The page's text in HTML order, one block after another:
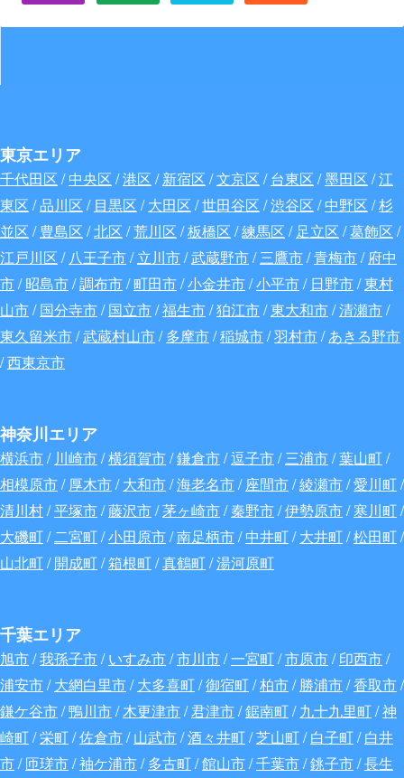
東京エリア
千代田区 /中央区 /港区 /新宿区 /文京区 /台東区 /墨田区 /江
東区 /品川区 / 目黒区 /大田区 /世田谷区 /渋谷区 /中野区 /杉
並区 /豊島区 /北区 /荒川区 /板橋区 /練馬区 / 足立区 /葛飾区 /
江戸川区 / 八王子市/立川市/武蔵野市/三鷹市/青梅市/ 府中
市/昭島市/調布市/町田市/小金井市/小平市/ 日野市/東村
山市/国分寺市/国立市/福生市/狛江市/東大和市/清瀬市/
東久留米市/武蔵村山市/多摩市/稲城市/羽村市/あきる野市
/西東京市
神奈川エリア
横浜市/ 川崎市/横須賀市/鎌倉市/逗子市/三浦市/葉山町/
相模原市/ 厚木市/大和市/海老名市/ 座間市/綾瀬市/愛川町/
清川村/平塚市/藤沢市/茅ヶ崎市/秦野市/伊勢原市/寒川町/
大磯町/ 二宮町/小田原市/南足柄市/中井町/大井町/松田町/
山北町/開成町/箱根町/真鶴町/湯河原町
千葉エリア
旭市/我孫子市/いすみ市/市川市/一宮町/市原市/印西市/
浦安市/大網白里市/大多喜町/御宿町/柏市/勝浦市/香取市/
鎌ケ谷市/鴨川市/木更津市/君津市/鋸南町/九十九里町/神
崎町/栄町/佐倉市/山武市/酒々井町/芝山町/白子町/白井
市/匝瑳市/袖ケ浦市/多古町/館山市/千葉市/銚子市/長生